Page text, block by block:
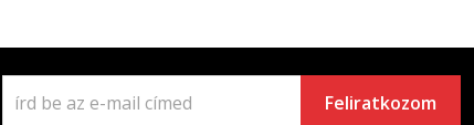
Feliratkozom